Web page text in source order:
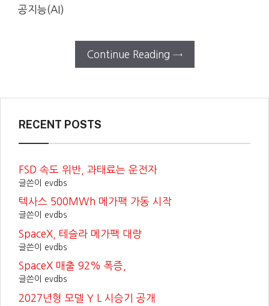
공지능(AI)
Continue Reading →
RECENT POSTS
FSD 속도 위반, 과태료는 운전자
글쓴이 evdbs
텍사스 500MWh 메가팩 가동 시작
글쓴이 evdbs
SpaceX, 테슬라 메가팩 대량
글쓴이 evdbs
SpaceX 매출 92% 폭증,
글쓴이 evdbs
2027년형 모델 Y L 시승기 공개